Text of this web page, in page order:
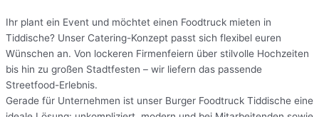
Ihr plant ein Event und möchtet einen Foodtruck mieten in
Tiddische? Unser Catering-Konzept passt sich flexibel euren
Wünschen an. Von lockeren Firmenfeiern über stilvolle Hochzeiten
bis hin zu großen Stadtfesten – wir liefern das passende
Streetfood-Erlebnis.
Gerade für Unternehmen ist unser Burger Foodtruck Tiddische eine